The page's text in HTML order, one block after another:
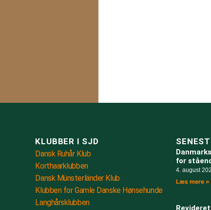
KLUBBER I SJD
Dansk Ruhår Klub
Korthaarklubben
Dansk Münsterländer Klub
Klubben for Gamle Danske Hønsehunde
Langhårsklubben
for
4. august
Læs mere »